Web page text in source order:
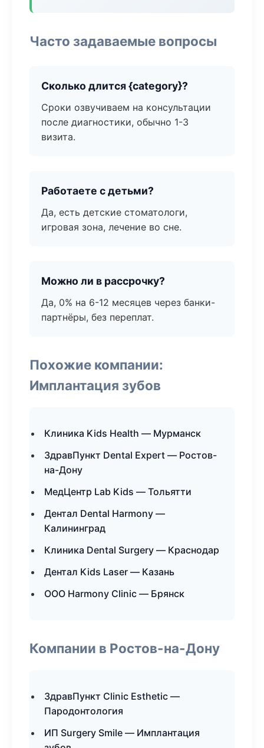
Часто задаваемые вопросы
Сколько длится {category}?
Сроки озвучиваем на консультации
после диагностики, обычно 1-3
визита.
Работаете с детьми?
Да, есть детские стоматологи,
игровая зона, лечение во сне.
Можно ли в рассрочку?
Да, 0% на 6-12 месяцев через банки-
партнёры, без переплат.
Похожие компании:
Имплантация зубов
Клиника Kids Health — Мурманск
ЗдравПункт Dental Expert — Ростов-
на-Дону
МедЦентр Lab Kids — Тольятти
Дентал Dental Harmony —
Калининград
Клиника Dental Surgery — Краснодар
Дентал Kids Laser — Казань
ООО Harmony Clinic — Брянск
Компании в Ростов-на-Дону
ЗдравПункт Clinic Esthetic —
Пародонтология
ИП Surgery Smile — Имплантация